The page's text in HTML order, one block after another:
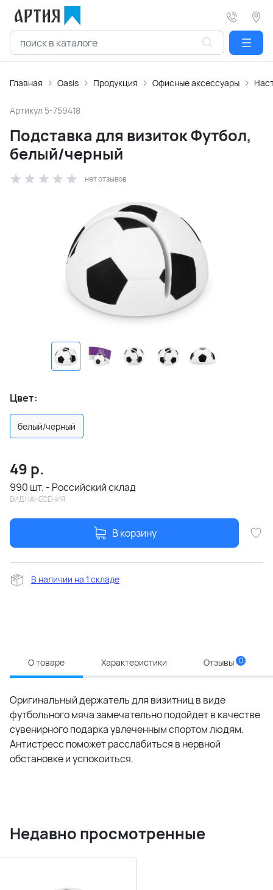
Главная Oasis Продукция Офисные аксессуары
Артикул 5-759418
Подставка для визиток Футбол,
белый/черный
нет отзывов
Цвет:
белый/черный
49 р.
990 шт. - Российский склад
ВИД НАНЕСЕНИЯ
В корзину
В наличии на 1 складе
О товаре Характеристики Отзывы 0
Оригинальный держатель для визитниц в виде
футбольного мяча замечательно подойдет в качестве
сувенирного подарка увлеченным спортом людям.
Антистресс поможет расслабиться в нервной
обстановке и успокоиться.
Недавно просмотренные